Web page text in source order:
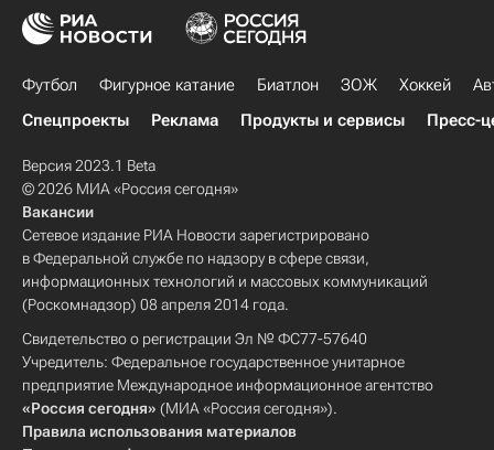
Футбол Фигурное катание Биатлон ЗОЖ Хоккей
Спецпроекты
Реклама Продукты и сервисы Пресс-
Версия 2023.1 Beta
© 2026 МИА «Россия сегодня»
Вакансии
Сетевое издание РИА Новости зарегистрировано
в Федеральной службе по надзору в сфере связи,
информационных технологий и массовых коммуникаций
(Роскомнадзор) 08 апреля 2014 года.
Свидетельство о регистрации Эл № ФС77-57640
Учредитель: Федеральное государственное унитарное
предприятие Международное информационное агентство
«Россия сегодня» (МИА «Россия сегодня»).
Правила использования материалов